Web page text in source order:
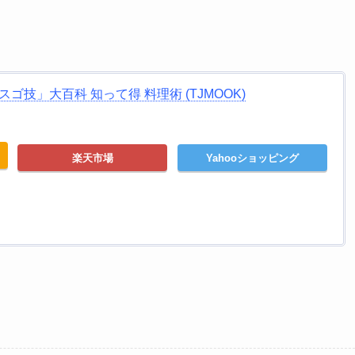
ゴ技」大百科 知って得 料理術 (TJMOOK)
楽天市場 Yahooショッピング